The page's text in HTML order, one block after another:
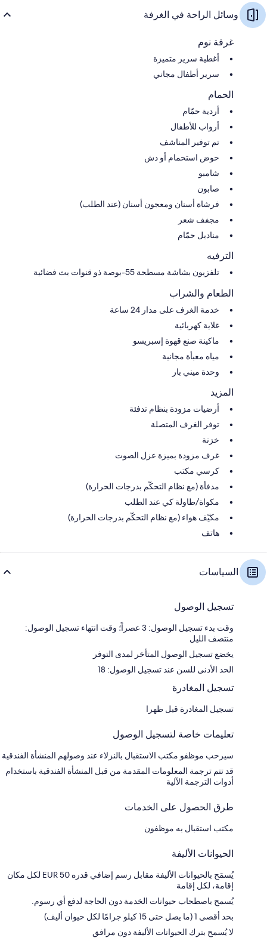
وسائل الراحة في الغرفة
غرفة نوم
أغطية سرير متميزة
سرير أطفال مجاني
الحمام
أردية حمّام
أرواب للأطفال
تم توفير المناشف
حوض استحمام أو دش
شامبو
صابون
فرشاة أسنان ومعجون أسنان (عند الطلب)
مجفف شعر
مناديل حمّام
الترفيه
تلفزيون بشاشة مسطحة 55-بوصة ذو قنوات بث فضائية
الطعام والشراب
خدمة الغرف على مدار 24 ساعة
غلاية كهربائية
ماكينة صنع قهوة إسبريسو
مياه معبأة مجانية
وحدة ميني بار
المزيد
أرضيات مزودة بنظام تدفئة
توفر الغرف المتصلة
خزنة
غرف مزودة بميزة عزل الصوت
كرسي مكتب
مدفأة (مع نظام التحكّم بدرجات الحرارة)
مكواة/طاولة كي عند الطلب
مكيّف هواء (مع نظام التحكّم بدرجات الحرارة)
هاتف
السياسات
تسجيل الوصول
وقت بدء تسجيل الوصول: 3 عصراً؛ وقت انتهاء تسجيل الوصول:
منتصف الليل
يخضع تسجيل الوصول المتأخر لمدى التوفر
الحد الأدنى للسن عند تسجيل الوصول: 18
تسجيل المغادرة
تسجيل المغادرة قبل ظهرا
تعليمات خاصة لتسجيل الوصول
سيرحب موظفو مكتب الاستقبال بالنزلاء عند وصولهم المنشأة الفندقية
قد تتم ترجمة المعلومات المقدمة من قبل المنشأة الفندقية باستخدام
أدوات الترجمة الآلية
طرق الحصول على الخدمات
مكتب استقبال به موظفون
الحيوانات الأليفة
يُسمَح بالحيوانات الأليفة مقابل رسم إضافي قدره EUR 50 لكل مكان
إقامة، لكل إقامة
يُسمح باصطحاب حيوانات الخدمة دون الحاجة لدفع أي رسوم.
بحد أقصى 1 (ما يصل حتى 15 كيلو جرامًا لكل حيوان أليف)
لا يُسمح بترك الحيوانات الأليفة دون مرافق